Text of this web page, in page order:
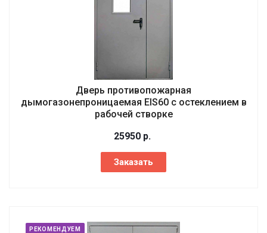
Дверь противопожарная
дымогазонепроницаемая EIS60 с остеклением в
рабочей створке
25950 р.
Заказать
РЕКОМЕНДУЕМ